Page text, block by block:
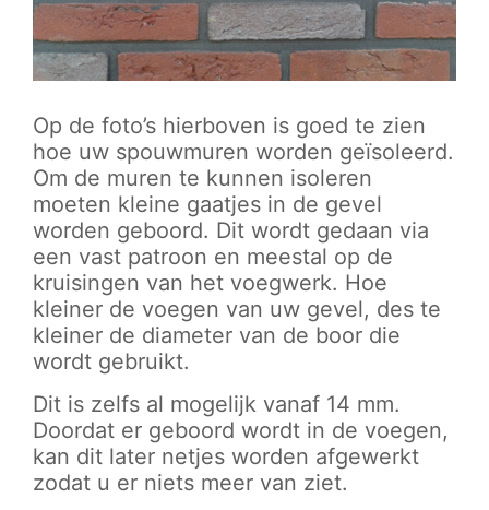
Op de foto’s hierboven is goed te zien
hoe uw spouwmuren worden geïsoleerd.
Om de muren te kunnen isoleren
moeten kleine gaatjes in de gevel
worden geboord. Dit wordt gedaan via
een vast patroon en meestal op de
kruisingen van het voegwerk. Hoe
kleiner de voegen van uw gevel, des te
kleiner de diameter van de boor die
wordt gebruikt.
Dit is zelfs al mogelijk vanaf 14 mm.
Doordat er geboord wordt in de voegen,
kan dit later netjes worden afgewerkt
zodat u er niets meer van ziet.